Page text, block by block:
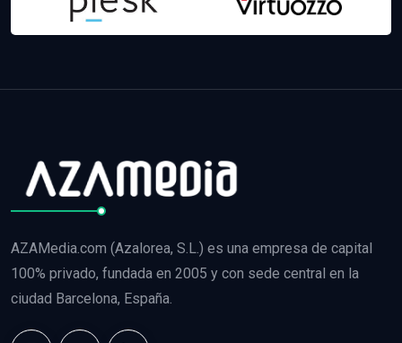
AZAMedia.com (Azalorea, S.L.) es una empresa de capital
100% privado, fundada en 2005 y con sede central en la
ciudad Barcelona, España.